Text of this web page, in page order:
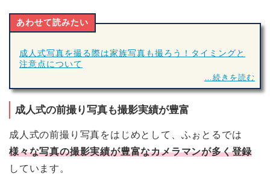
あわせて読みたい
成人式写真を撮る際は家族写真も撮ろう！タイミングと
注意点について
…続きを読む
成人式の前撮り写真も撮影実績が豊富
成人式の前撮り写真をはじめとして、ふぉとるでは
様々な写真の撮影実績が豊富なカメラマンが多く登録
しています。